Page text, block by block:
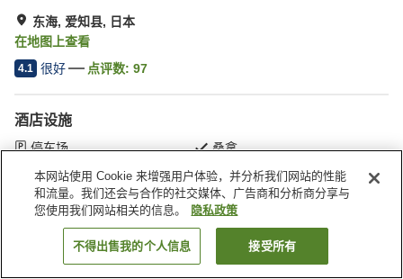
东海, 爱知县, 日本
在地图上查看
4.1 很好 点评数: 97
酒店设施
停车场
桑拿
首页 日本 爱知县 东海 MARE HOTEL TOKAI
搜索客房
本网站使用 Cookie 来增强用户体验，并分析我们网站的性能
和流量。我们还会与合作的社交媒体、广告商和分析商分享与
您使用我们网站相关的信息。
隐私政策
不得出售我的个人信息 接受所有